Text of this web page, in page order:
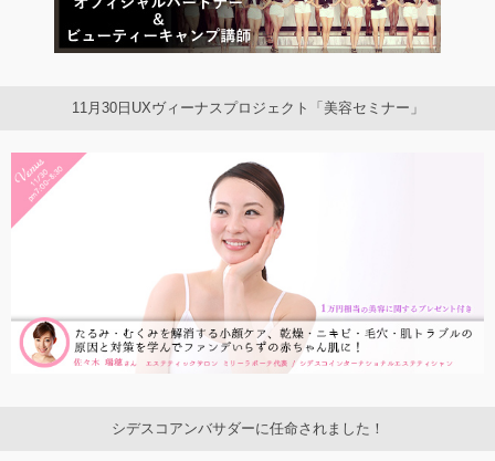
11月30日UXヴィーナスプロジェクト「美容セミナー」
シデスコアンバサダーに任命されました！